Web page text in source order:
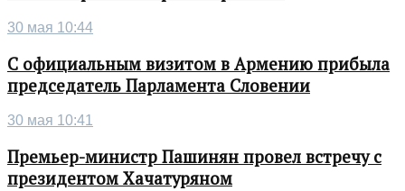
30 мая 10:44
С официальным визитом в Армению прибыла
председатель Парламента Словении
30 мая 10:41
Премьер-министр Пашинян провел встречу с
президентом Хачатуряном